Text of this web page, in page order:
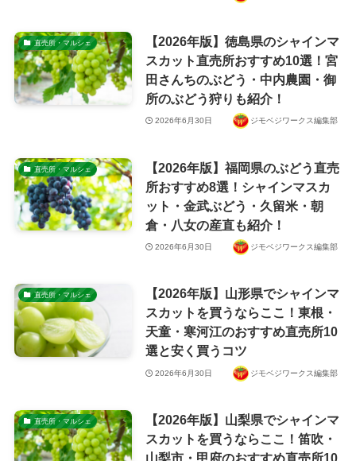
直売所・マルシェ
【2026年版】徳島県のシャインマ
スカット直売所おすすめ10選！宮
田さんちのぶどう・中内農園・御
所のぶどう狩りも紹介！
2026年6月30日 ジモベジワークス編集部
直売所・マルシェ
【2026年版】福岡県のぶどう直売
所おすすめ8選！シャインマスカ
ット・金武ぶどう・久留米・朝
倉・八女の産直も紹介！
2026年6月30日 ジモベジワークス編集部
直売所・マルシェ
【2026年版】山形県でシャインマ
スカットを買うならここ！東根・
天童・寒河江のおすすめ直売所10
選と安く買うコツ
2026年6月30日 ジモベジワークス編集部
直売所・マルシェ
【2026年版】山梨県でシャインマ
スカットを買うならここ！笛吹・
山梨市・甲府のおすすめ直売所10